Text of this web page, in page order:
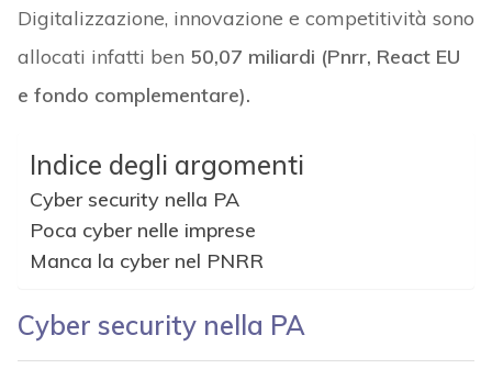
Digitalizzazione, innovazione e competitività sono
allocati infatti ben 50,07 miliardi (Pnrr, React EU
e fondo complementare).
Indice degli argomenti
Cyber security nella PA
Poca cyber nelle imprese
Manca la cyber nel PNRR
Cyber security nella PA